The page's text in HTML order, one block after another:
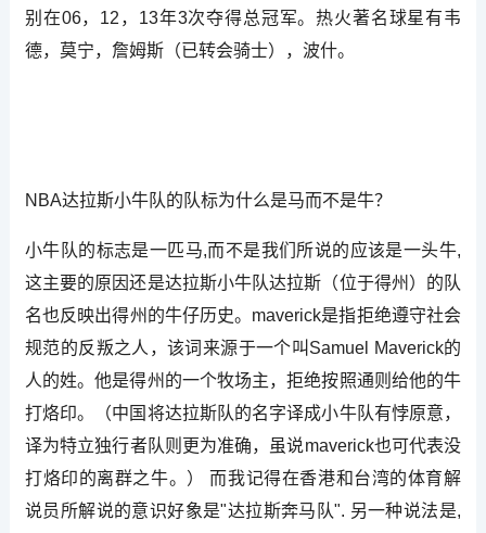
别在06，12，13年3次夺得总冠军。热火著名球星有韦
德，莫宁，詹姆斯（已转会骑士），波什。
NBA达拉斯小牛队的队标为什么是马而不是牛？
小牛队的标志是一匹马,而不是我们所说的应该是一头牛,
这主要的原因还是达拉斯小牛队达拉斯（位于得州）的队
名也反映出得州的牛仔历史。maverick是指拒绝遵守社会
规范的反叛之人，该词来源于一个叫Samuel Maverick的
人的姓。他是得州的一个牧场主，拒绝按照通则给他的牛
打烙印。（中国将达拉斯队的名字译成小牛队有悖原意，
译为特立独行者队则更为准确，虽说maverick也可代表没
打烙印的离群之牛。） 而我记得在香港和台湾的体育解
说员所解说的意识好象是"达拉斯奔马队". 另一种说法是,